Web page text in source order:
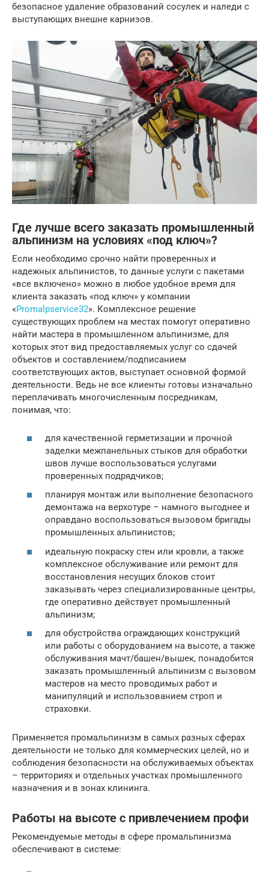
безопасное удаление образований сосулек и наледи с
выступающих внешне карнизов.
Где лучше всего заказать промышленный
альпинизм на условиях «под ключ»?
Если необходимо срочно найти проверенных и
надежных альпинистов, то данные услуги с пакетами
«все включено» можно в любое удобное время для
клиента заказать «под ключ» у компании
«Promalpservice32». Комплексное решение
существующих проблем на местах помогут оперативно
найти мастера в промышленном альпинизме, для
которых этот вид предоставляемых услуг со сдачей
объектов и составлением/подписанием
соответствующих актов, выступает основной формой
деятельности. Ведь не все клиенты готовы изначально
переплачивать многочисленным посредникам,
понимая, что:
для качественной герметизации и прочной
заделки межпанельных стыков для обработки
швов лучше воспользоваться услугами
проверенных подрядчиков;
планируя монтаж или выполнение безопасного
демонтажа на верхотуре – намного выгоднее и
оправдано воспользоваться вызовом бригады
промышленных альпинистов;
идеальную покраску стен или кровли, а также
комплексное обслуживание или ремонт для
восстановления несущих блоков стоит
заказывать через специализированные центры,
где оперативно действует промышленный
альпинизм;
для обустройства ограждающих конструкций
или работы с оборудованием на высоте, а также
обслуживания мачт/башен/вышек, понадобится
заказать промышленный альпинизм с вызовом
мастеров на место проводимых работ и
манипуляций и использованием строп и
страховки.
Применяется промальпинизм в самых разных сферах
деятельности не только для коммерческих целей, но и
соблюдения безопасности на обслуживаемых объектах
– территориях и отдельных участках промышленного
назначения и в зонах клининга.
Работы на высоте с привлечением профи
Рекомендуемые методы в сфере промальпинизма
обеспечивают в системе: